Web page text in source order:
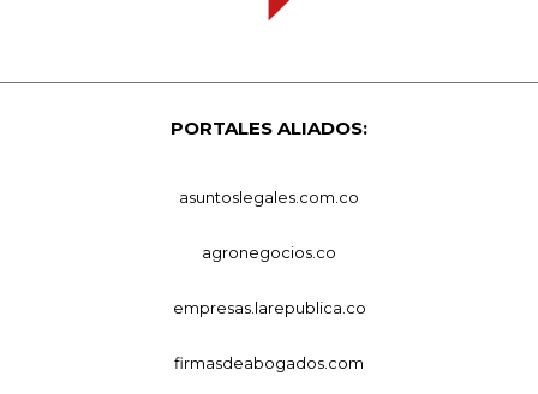
PORTALES ALIADOS:
asuntoslegales.com.co
agronegocios.co
empresas.larepublica.co
firmasdeabogados.com